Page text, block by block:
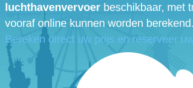
luchthavenvervoer beschikbaar, met
vooraf online kunnen worden berekend.
Bereken direct uw prijs en reserveer